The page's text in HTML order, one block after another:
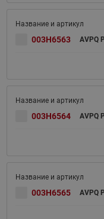
003H6563 AVPQ
003H6564 AVPQ
003H6565 AVPQ